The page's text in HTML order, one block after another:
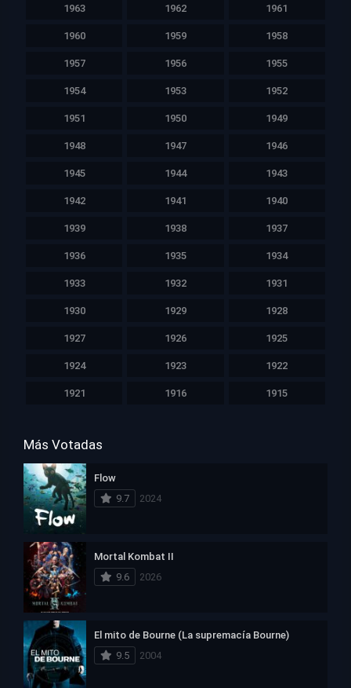
1963 1962 1961
1960 1959 1958
1957 1956 1955
1954 1953 1952
1951 1950 1949
1948 1947 1946
1945 1944 1943
1942 1941 1940
1939 1938 1937
1936 1935 1934
1933 1932 1931
1930 1929 1928
1927 1926 1925
1924 1923 1922
1921 1916 1915
Más Votadas
Flow
9.7
2024
Mortal Kombat II
9.6
2026
El mito de Bourne (La supremacía Bourne)
9.5
2004